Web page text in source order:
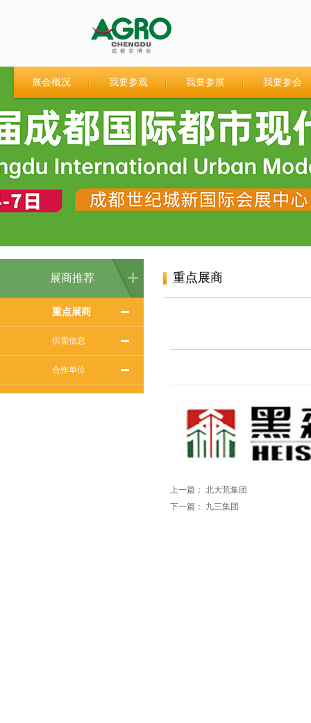
展会概况 我要参观 我要参展 我要参会
展商推荐
重点展商
供需信息
合作单位
重点展商
上一篇： 北大荒集团
下一篇： 九三集团